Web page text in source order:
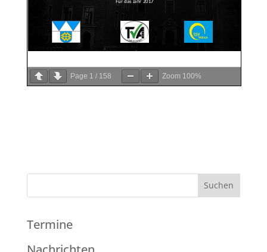
Page 1 / 158 Zoom 100%
Termine